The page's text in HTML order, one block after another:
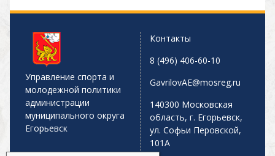
Управление спорта и
молодежной политики
администрации
муниципального округа
Егорьевск
Контакты
8 (496) 406-60-10
GavrilovAE@mosreg.ru
140300 Московская
область, г. Егорьевск,
ул. Софьи Перовской,
101А